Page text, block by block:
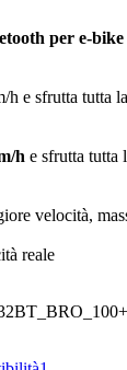
per e-bike
e sfrutta tutta
h e sfrutta tutta
velocità,
reale